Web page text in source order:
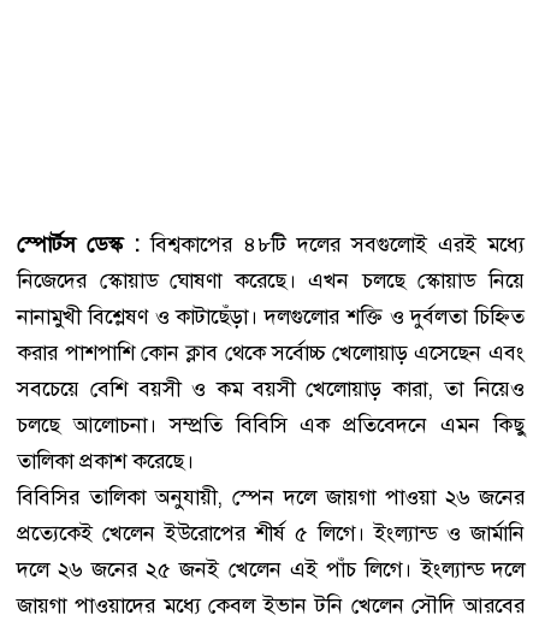
স্পোর্টস ডেস্ক : বিশ্বকাপের ৪৮টি দলের সবগুলোই এরই মধ্যে
নিজেদের স্কোয়াড ঘোষণা করেছে। এখন চলছে স্কোয়াড নিয়ে
নানামুখী বিশ্লেষণ ও কাটাছেঁড়া। দলগুলোর শক্তি ও দুর্বলতা চিহ্নিত
করার পাশপাশি কোন ক্লাব থেকে সর্বোচ্চ খেলোয়াড় এসেছেন এবং
সবচেয়ে বেশি বয়সী ও কম বয়সী খেলোয়াড় কারা, তা নিয়েও
চলছে আলোচনা। সম্প্রতি বিবিসি এক প্রতিবেদনে এমন কিছু
তালিকা প্রকাশ করেছে।
বিবিসির তালিকা অনুযায়ী, স্পেন দলে জায়গা পাওয়া ২৬ জনের
প্রত্যেকেই খেলেন ইউরোপের শীর্ষ ৫ লিগে। ইংল্যান্ড ও জার্মানি
দলে ২৬ জনের ২৫ জনই খেলেন এই পাঁচ লিগে। ইংল্যান্ড দলে
জায়গা পাওয়াদের মধ্যে কেবল ইভান টনি খেলেন সৌদি আরবের